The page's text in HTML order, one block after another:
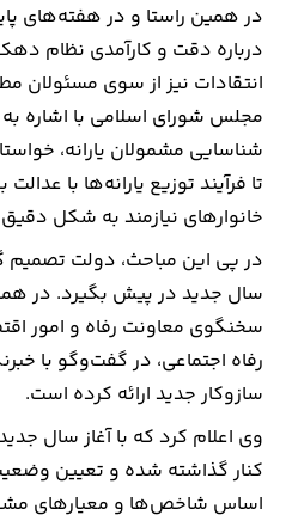
در همین راستا و در هفته‌های
درباره دقت و کارآمدی نظام
انتقادات نیز از سوی مسئولان
مجلس شورای اسلامی با اشاره
شناسایی مشمولان یارانه،
تا فرآیند توزیع یارانه‌ها با
خانوارهای نیازمند به شکل
در پی این مباحث، دولت تصمیم
سال جدید در پیش بگیرد. در
سخنگوی معاونت رفاه و امور
رفاه اجتماعی، در گفت‌وگو با
سازوکار جدید ارائه کرده است.
وی اعلام کرد که با آغاز سال
کنار گذاشته شده و تعیین
اساس شاخص‌ها و معیارهای